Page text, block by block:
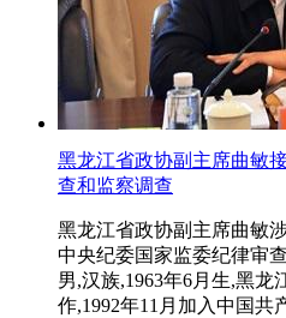
黑龙江省政协副主席曲敏
查和监察调查
黑龙江省政协副主席曲敏
中央纪委国家监委纪律审
男,汉族,1963年6月生,黑龙
作,1992年11月加入中国共